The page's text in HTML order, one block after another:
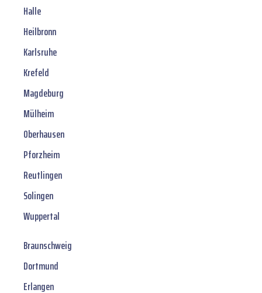
Halle
Heilbronn
Karlsruhe
Krefeld
Magdeburg
Mülheim
Oberhausen
Pforzheim
Reutlingen
Solingen
Wuppertal
Braunschweig
Dortmund
Erlangen